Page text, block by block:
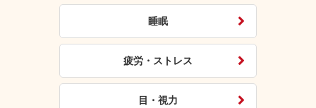
睡眠
疲労・ストレス
目・視力